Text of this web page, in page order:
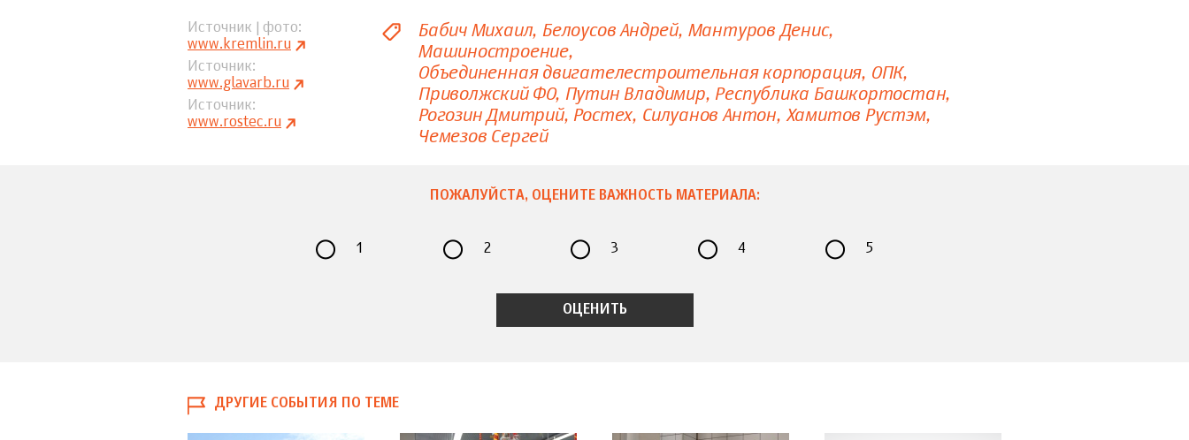
Источник | фото
www.kremlin.ru
Источник
www.glavarb.ru
Источник
www.rostec.ru
Бабич Михаил Белоусов Андрей Мантуров Денис
Машиностроение
Объединенная двигателестроительная корпорация ОПК
Приволжский ФО Путин Владимир Республика Башкортостан
Рогозин Дмитрий Ростех Силуанов Антон Хамитов Рустэм
Чемезов Сергей
ПОЖАЛУЙСТА, ОЦЕНИТЕ ВАЖНОСТЬ МАТЕРИАЛА:
1 2 3 4 5
ДРУГИЕ СОБЫТИЯ ПО ТЕМЕ